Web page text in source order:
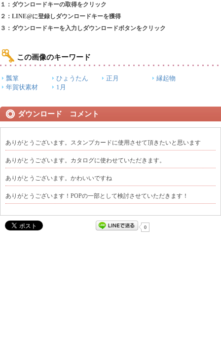
１：ダウンロードキーの取得をクリック
２：LINE@に登録しダウンロードキーを獲得
３：ダウンロードキーを入力しダウンロードボタンをクリック
この画像のキーワード
瓢箪 ひょうたん 正月
縁起物
年賀状素材
1月
ダウンロード コメント
ありがとうございます。スタンプカードに使用させて頂きたいと思います
ありがとうございます。カタログに使わせていただきます。
ありがとうございます。かわいいですね
ありがとうございます！POPの一部として検討させていただきます！
0